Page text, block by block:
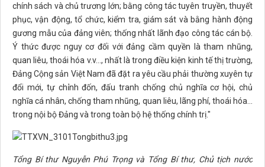
chính sách và chủ trương lớn; bằng công tác tuyên truyền, thuyết
phục, vận động, tổ chức, kiểm tra, giám sát và bằng hành động
gương mẫu của đảng viên; thống nhất lãnh đạo công tác cán bộ.
Ý thức được nguy cơ đối với đảng cầm quyền là tham nhũng,
quan liêu, thoái hóa v.v..., nhất là trong điều kiện kinh tế thị trường,
Đảng Cộng sản Việt Nam đã đặt ra yêu cầu phải thường xuyên tự
đổi mới, tự chỉnh đốn, đấu tranh chống chủ nghĩa cơ hội, chủ
nghĩa cá nhân, chống tham nhũng, quan liêu, lãng phí, thoái hóa...
trong nội bộ Đảng và trong toàn bộ hệ thống chính trị."
Tổng Bí thư Nguyễn Phú Trọng và Tổng Bí thư, Chủ tịch nước